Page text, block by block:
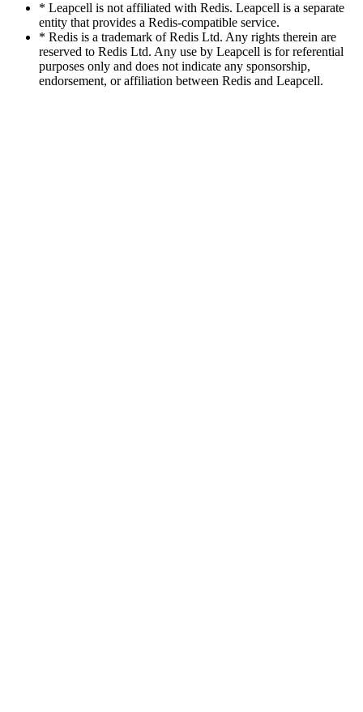
* Leapcell is not affiliated with Redis. Leapcell is a separate
entity that provides a Redis-compatible service.
* Redis is a trademark of Redis Ltd. Any rights therein are
reserved to Redis Ltd. Any use by Leapcell is for referential
purposes only and does not indicate any sponsorship,
endorsement, or affiliation between Redis and Leapcell.